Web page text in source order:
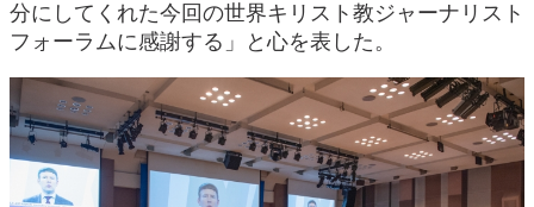
分にしてくれた今回の世界キリスト教ジャーナリスト
フォーラムに感謝する」と心を表した。